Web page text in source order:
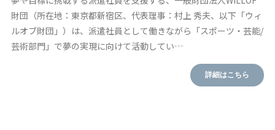
財団（所在地：東京都新宿区、代表理事：村上 秀夫、以下「ウィ
ルオブ財団」）は、派遣社員として働きながら「スポーツ・芸能/
芸術部門」で夢の実現に向けて活動してい…
詳細はこちら